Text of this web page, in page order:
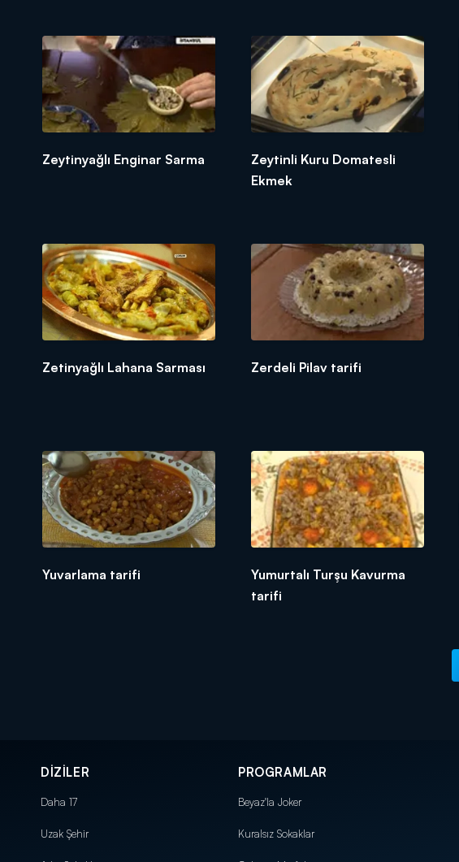
Zeytinyağlı Enginar Sarma
Zeytinli Kuru Domatesli
Ekmek
Zetinyağlı Lahana Sarması Zerdeli Pilav tarifi
Yuvarlama tarifi
Yumurtalı Turşu Kavurma
tarifi
DİZİLER
Daha 17
Uzak Şehir
PROGRAMLAR
Beyaz'la Joker
Kuralsız Sokaklar